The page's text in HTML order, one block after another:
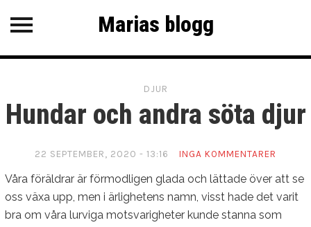
Marias blogg
Övrigt
Djur
SENASTE INLÄGG
Hundar och andra söta djur
Livet är en balansakt
Marias blogg
DJUR
Hundar och andra söta djur
22 SEPTEMBER, 2020 - 13:16 INGA KOMMENTARER
Våra föräldrar är förmodligen glada och lättade över att se
oss växa upp, men i ärlighetens namn, visst hade det varit
bra om våra lurviga motsvarigheter kunde stanna som